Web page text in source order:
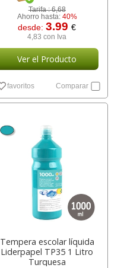
Tarifa :6,68
Ahorro hasta: 40%
desde:3.99€
4,83 con Iva
Ver el Producto
favoritos Comparar
Tempera escolar líquida
Liderpapel TP35 1 Litro
Turquesa